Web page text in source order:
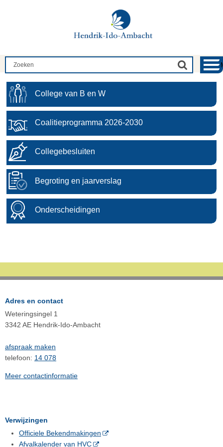
College van B en W
Coalitieprogramma 2026-2030
Collegebesluiten
Begroting en jaarverslag
Onderscheidingen
Adres en contact
Weteringsingel 1
3342 AE Hendrik-Ido-Ambacht
afspraak maken
telefoon: 14 078
Meer contactinformatie
Verwijzingen
Officiele Bekendmakingen
Afvalkalender van HVC